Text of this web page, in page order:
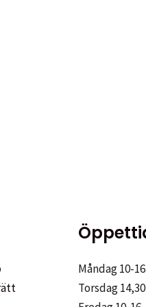
Måndag 10-16
Torsdag